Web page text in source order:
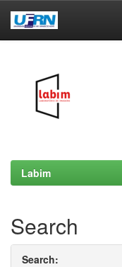
Labim
Search
Search: